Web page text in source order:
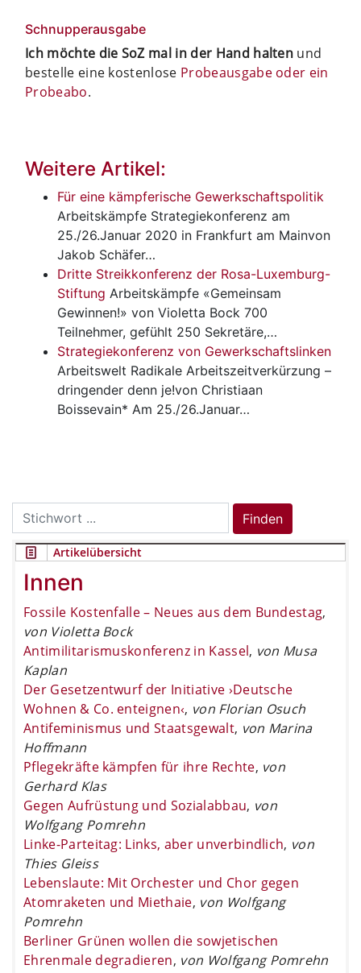
Schnupperausgabe
Ich möchte die SoZ mal in der Hand halten und
bestelle eine kostenlose Probeausgabe oder ein
Probeabo.
Weitere Artikel:
Für eine kämpferische Gewerkschaftspolitik
Arbeitskämpfe Strategiekonferenz am
25./26.Januar 2020 in Frankfurt am Mainvon
Jakob Schäfer…
Dritte Streikkonferenz der Rosa-Luxemburg-
Stiftung Arbeitskämpfe «Gemeinsam
Gewinnen!» von Violetta Bock 700
Teilnehmer, gefühlt 250 Sekretäre,…
Strategiekonferenz von Gewerkschaftslinken
Arbeitswelt Radikale Arbeitszeitverkürzung –
dringender denn je!von Christiaan
Boissevain* Am 25./26.Januar…
Search
for:
Finden
Artikelübersicht
Innen
Fossile Kostenfalle – Neues aus dem Bundestag,
von Violetta Bock
Antimilitarismuskonferenz in Kassel, von Musa
Kaplan
Der Gesetzentwurf der Initiative ›Deutsche
Wohnen & Co. enteignen‹, von Florian Osuch
Antifeminismus und Staatsgewalt, von Marina
Hoffmann
Pflegekräfte kämpfen für ihre Rechte, von
Gerhard Klas
Gegen Aufrüstung und Sozialabbau, von
Wolfgang Pomrehn
Linke-Parteitag: Links, aber unverbindlich, von
Thies Gleiss
Lebenslaute: Mit Orchester und Chor gegen
Atomraketen und Miethaie, von Wolfgang
Pomrehn
Berliner Grünen wollen die sowjetischen
Ehrenmale degradieren, von Wolfgang Pomrehn